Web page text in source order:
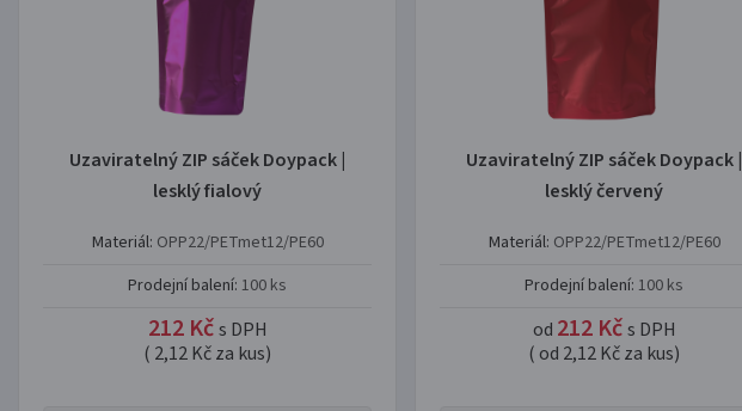
Uzaviratelný ZIP sáček Doypack |
lesklý fialový
Materiál: OPP22/PETmet12/PE60
Prodejní balení: 100 ks
212 Kčs DPH
( 2,12 Kč za kus)
Uzaviratelný ZIP sáček Doypack |
lesklý červený
Materiál: OPP22/PETmet12/PE60
Prodejní balení: 100 ks
od 212 Kčs DPH
( od 2,12 Kč za kus)